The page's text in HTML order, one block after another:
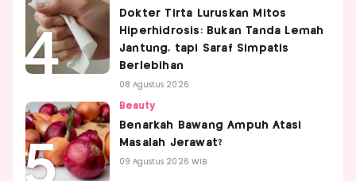
Dokter Tirta Luruskan Mitos
Hiperhidrosis: Bukan Tanda Lemah
Jantung, tapi Saraf Simpatis
Berlebihan
08 Agustus 2026
Beauty
Benarkah Bawang Ampuh Atasi
Masalah Jerawat?
09 Agustus 2026 WIB